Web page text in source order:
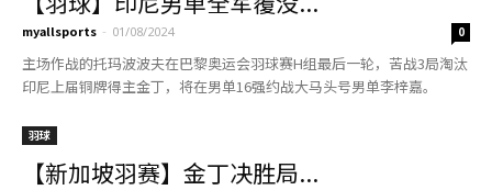
myallsports - 01/08/2024 0
主场作战的托玛波波夫在巴黎奥运会羽球赛H组最后一轮，苦战3局淘汰
印尼上届铜牌得主金丁，将在男单16强约战大马头号男单李梓嘉。
羽球
【新加坡羽赛】金丁决胜局...